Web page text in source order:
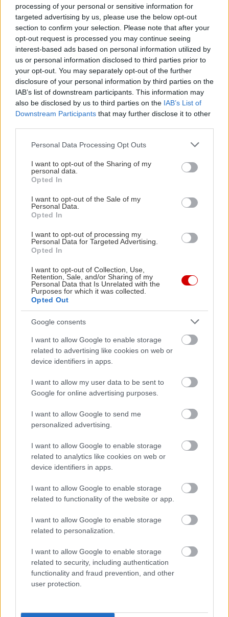
processing of your personal or sensitive information for
targeted advertising by us, please use the below opt-out
section to confirm your selection. Please note that after your
opt-out request is processed you may continue seeing
interest-based ads based on personal information utilized by
us or personal information disclosed to third parties prior to
your opt-out. You may separately opt-out of the further
disclosure of your personal information by third parties on the
IAB’s list of downstream participants. This information may
also be disclosed by us to third parties on the IAB’s List of
Downstream Participants that may further disclose it to other
Please note that this website/app uses one or more Google
not limited to your visit or usage behaviour. You may click to
grant or deny consent to Google and its third-party tags to
use your data for below specified purposes in below Google
consent section.
Personal Data Processing Opt Outs
I want to opt-out of the Sharing of my
personal data.
Opted In
I want to opt-out of the Sale of my
Personal Data.
Opted In
I want to opt-out of processing my
Personal Data for Targeted Advertising.
Opted In
I want to opt-out of Collection, Use,
Retention, Sale, and/or Sharing of my
Personal Data that Is Unrelated with the
Purposes for which it was collected.
Opted Out
Google consents
I want to allow Google to enable storage
related to advertising like cookies on web or
device identifiers in apps.
I want to allow my user data to be sent to
Google for online advertising purposes.
I want to allow Google to send me
personalized advertising.
I want to allow Google to enable storage
related to analytics like cookies on web or
device identifiers in apps.
I want to allow Google to enable storage
related to functionality of the website or app.
I want to allow Google to enable storage
related to personalization.
I want to allow Google to enable storage
related to security, including authentication
functionality and fraud prevention, and other
user protection.
Σπύρος Σμυρνής
Ο Σπύρος Σμυρνής γεννήθηκε το 1986 στην Αθήνα.
Μεγάλωσε στο πολυαγαπημένο του Αιγάλεω και σπούδασε
στο Τμήμα Επικοινωνίας και Μ.Μ.Ε. του Καποδιστριακού
Πανεπιστημίου Αθηνών. Γράφει ανερυθρίαστα για όσα
αγαπά, όσα τον ενδιαφέρουν, όσα έχει ζήσει και όσα θα ήθελε
να ζήσει. Έχει κυκλοφορήσει τη συλλογή διηγημάτων
«Ανθρώπων Σκιές» (εκδ. Πνοή, 2017) και πιστεύει ακράδαντα
τον κόσμο.
Διαβάστε επίσης
Κουίζ: Σε ποια γραμμή είναι αυτός ο σταθμός
του μετρό;
Κουίζ:
PODCASTS